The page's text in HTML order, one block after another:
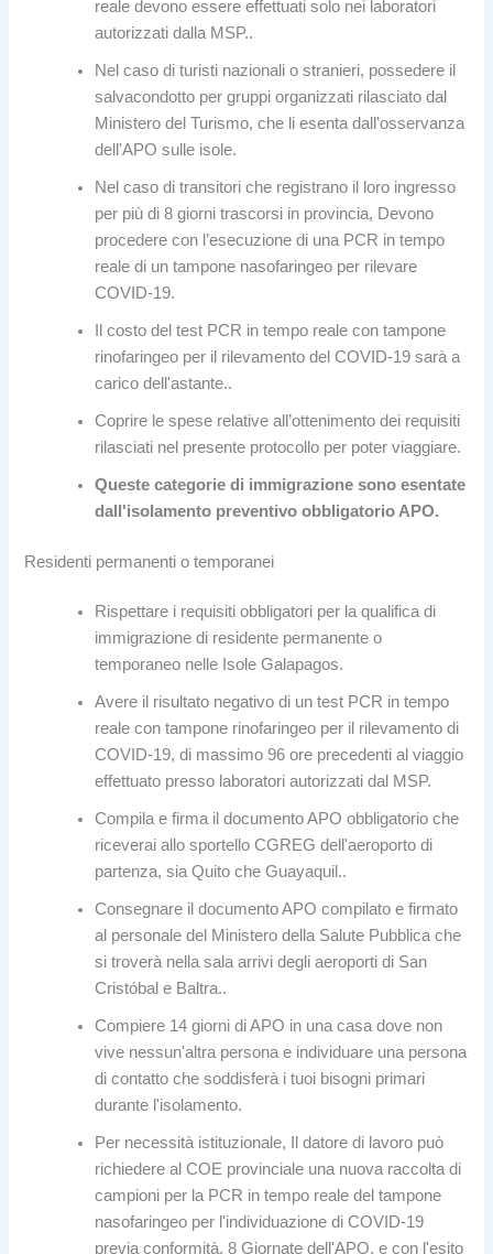
reale devono essere effettuati solo nei laboratori
autorizzati dalla MSP..
Nel caso di turisti nazionali o stranieri, possedere il
salvacondotto per gruppi organizzati rilasciato dal
Ministero del Turismo, che li esenta dall'osservanza
dell'APO sulle isole.
Nel caso di transitori che registrano il loro ingresso
per più di 8 giorni trascorsi in provincia, Devono
procedere con l’esecuzione di una PCR in tempo
reale di un tampone nasofaringeo per rilevare
COVID-19.
Il costo del test PCR in tempo reale con tampone
rinofaringeo per il rilevamento del COVID-19 sarà a
carico dell'astante..
Coprire le spese relative all’ottenimento dei requisiti
rilasciati nel presente protocollo per poter viaggiare.
Queste categorie di immigrazione sono esentate
dall'isolamento preventivo obbligatorio APO.
Residenti permanenti o temporanei
Rispettare i requisiti obbligatori per la qualifica di
immigrazione di residente permanente o
temporaneo nelle Isole Galapagos.
Avere il risultato negativo di un test PCR in tempo
reale con tampone rinofaringeo per il rilevamento di
COVID-19, di massimo 96 ore precedenti al viaggio
effettuato presso laboratori autorizzati dal MSP.
Compila e firma il documento APO obbligatorio che
riceverai allo sportello CGREG dell'aeroporto di
partenza, sia Quito che Guayaquil..
Consegnare il documento APO compilato e firmato
al personale del Ministero della Salute Pubblica che
si troverà nella sala arrivi degli aeroporti di San
Cristóbal e Baltra..
Compiere 14 giorni di APO in una casa dove non
vive nessun'altra persona e individuare una persona
di contatto che soddisferà i tuoi bisogni primari
durante l'isolamento.
Per necessità istituzionale, Il datore di lavoro può
richiedere al COE provinciale una nuova raccolta di
campioni per la PCR in tempo reale del tampone
nasofaringeo per l'individuazione di COVID-19
previa conformità. 8 Giornate dell'APO, e con l'esito